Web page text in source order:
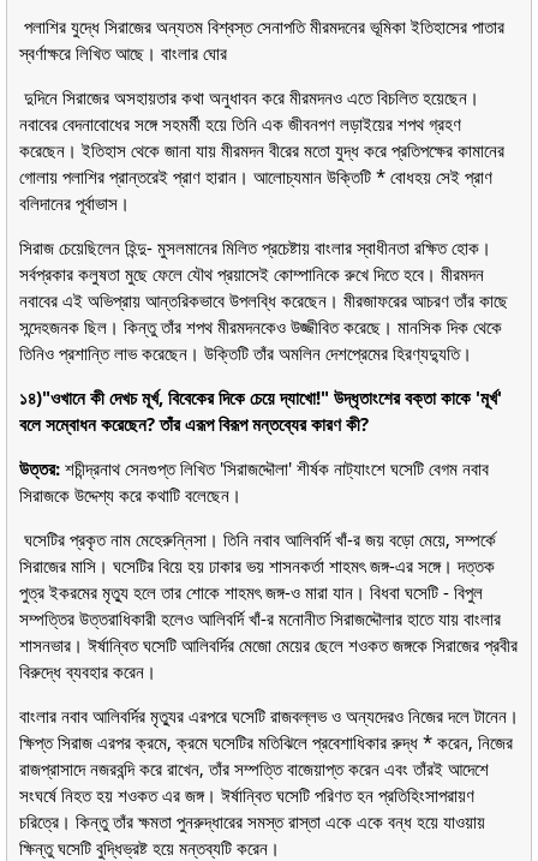
পলাশির যুদ্ধে সিরাজের অন্যতম বিশ্বস্ত সেনাপতি মীরমদনের ভূমিকা ইতিহাসের পাতার
স্বর্ণাক্ষরে লিখিত আছে। বাংলার ঘোর
দুদিনে সিরাজের অসহায়তার কথা অনুধাবন করে মীরমদনও এতে বিচলিত হয়েছেন।
নবাবের বেদনাবোধের সঙ্গে সহমর্মী হয়ে তিনি এক জীবনপণ লড়াইয়ের শপথ গ্রহণ
করেছেন। ইতিহাস থেকে জানা যায় মীরমদন বীরের মতো যুদ্ধ করে প্রতিপক্ষের কামানের
গোলায় পলাশির প্রান্তরেই প্রাণ হারান। আলোচ্যমান উক্তিটি * বোধহয় সেই প্রাণ
বলিদানের পূর্বাভাস।
সিরাজ চেয়েছিলেন হিন্দু- মুসলমানের মিলিত প্রচেষ্টায় বাংলার স্বাধীনতা রক্ষিত হোক।
সর্বপ্রকার কলুষতা মুছে ফেলে যৌথ প্রয়াসেই কোম্পানিকে রুখে দিতে হবে। মীরমদন
নবাবের এই অভিপ্রায় আন্তরিকভাবে উপলব্ধি করেছেন। মীরজাফরের আচরণ তাঁর কাছে
সন্দেহজনক ছিল। কিন্তু তাঁর শপথ মীরমদনকেও উজ্জীবিত করেছে। মানসিক দিক থেকে
তিনিও প্রশান্তি লাভ করেছেন। উক্তিটি তাঁর অমলিন দেশপ্রেমের হিরণ্যদ্যুতি।
১৪)"ওখানে কী দেখচ মূর্খ, বিবেকের দিকে চেয়ে দ্যাখো!" উদ্ধৃতাংশের বক্তা কাকে 'মূর্খ'
বলে সম্বোধন করেছেন? তাঁর এরূপ বিরূপ মন্তব্যের কারণ কী?
উত্তর: শচীন্দ্রনাথ সেনগুপ্ত লিখিত 'সিরাজদ্দৌলা' শীর্ষক নাট্যাংশে ঘসেটি বেগম নবাব
সিরাজকে উদ্দেশ্য করে কথাটি বলেছেন।
ঘসেটির প্রকৃত নাম মেহেরুন্নিসা। তিনি নবাব আলিবর্দি খাঁ-র জয় বড়ো মেয়ে, সম্পর্কে
সিরাজের মাসি। ঘসেটির বিয়ে হয় ঢাকার ভয় শাসনকর্তা শাহমৎ জঙ্গ-এর সঙ্গে। দত্তক
পুত্র ইকরমের মৃত্যু হলে তার শোকে শাহমৎ জঙ্গ-ও মারা যান। বিধবা ঘসেটি - বিপুল
সম্পত্তির উত্তরাধিকারী হলেও আলিবর্দি খাঁ-র মনোনীত সিরাজদ্দৌলার হাতে যায় বাংলার
শাসনভার। ঈর্ষান্বিত ঘসেটি আলিবর্দির মেজো মেয়ের ছেলে শওকত জঙ্গকে সিরাজের প্রবীর
বিরুদ্ধে ব্যবহার করেন।
বাংলার নবাব আলিবর্দির মৃত্যুর এরপরে ঘসেটি রাজবল্লভ ও অন্যদেরও নিজের দলে টানেন।
ক্ষিপ্ত সিরাজ এরপর ক্রমে, ক্রমে ঘসেটির মতিঝিলে প্রবেশাধিকার রুদ্ধ * করেন, নিজের
রাজপ্রাসাদে নজরবন্দি করে রাখেন, তাঁর সম্পত্তি বাজেয়াপ্ত করেন এবং তাঁরই আদেশে
সংঘর্ষে নিহত হয় শওকত এর জঙ্গ। ঈর্ষান্বিত ঘসেটি পরিণত হন প্রতিহিংসাপরায়ণ
চরিত্রে। কিন্তু তাঁর ক্ষমতা পুনরুদ্ধারের সমস্ত রাস্তা একে একে বন্ধ হয়ে যাওয়ায়
ক্ষিন্তু ঘসেটি বুদ্ধিভ্রষ্ট হয়ে মন্তব্যটি করেন।